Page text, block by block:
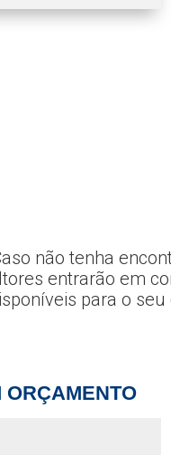
não tenha
entrarão em
para o seu
ORÇAMENTO